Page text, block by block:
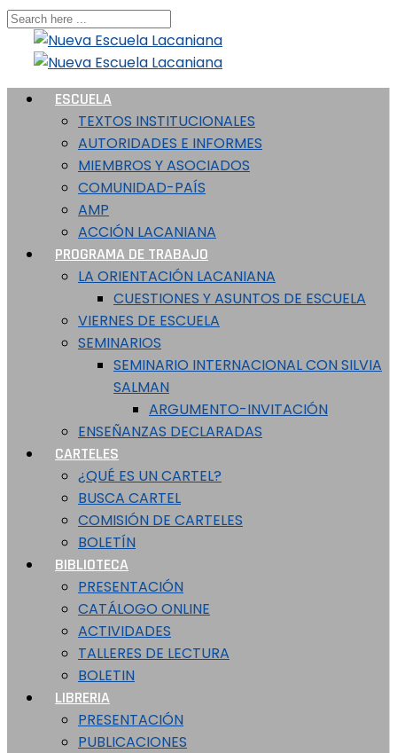
ESCUELA
TEXTOS INSTITUCIONALES
AUTORIDADES E INFORMES
MIEMBROS Y ASOCIADOS
COMUNIDAD-PAÍS
AMP
ACCIÓN LACANIANA
PROGRAMA DE TRABAJO
LA ORIENTACIÓN LACANIANA
CUESTIONES Y ASUNTOS DE ESCUELA
VIERNES DE ESCUELA
SEMINARIOS
SEMINARIO INTERNACIONAL CON SILVIA
SALMAN
ARGUMENTO-INVITACIÓN
ENSEÑANZAS DECLARADAS
CARTELES
¿QUÉ ES UN CARTEL?
BUSCA CARTEL
COMISIÓN DE CARTELES
BOLETÍN
BIBLIOTECA
PRESENTACIÓN
CATÁLOGO ONLINE
ACTIVIDADES
TALLERES DE LECTURA
BOLETIN
LIBRERIA
PRESENTACIÓN
PUBLICACIONES